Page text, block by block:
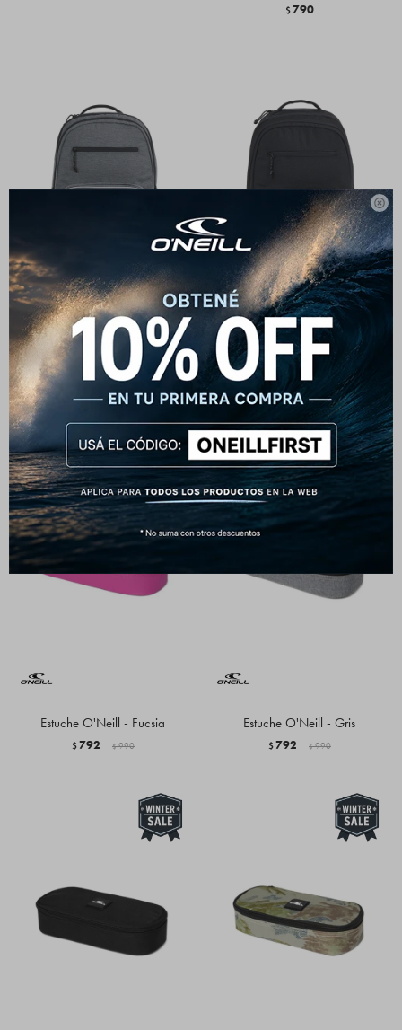

$790
Mochila O'neill Melee - Gris
Oscuro
4.990
Mochila O'neill Melee - Negra
4.990
Estuche O'Neill - Fucsia
$792 $ 990
Estuche O'Neill - Gris
$792 $ 990